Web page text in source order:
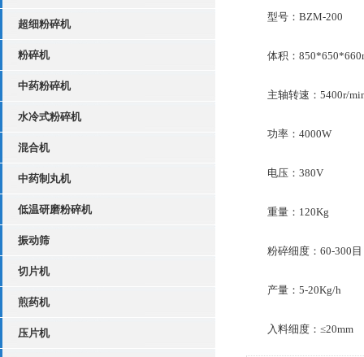
超细粉碎机
粉碎机
中药粉碎机
水冷式粉碎机
混合机
中药制丸机
低温研磨粉碎机
振动筛
切片机
煎药机
压片机
型号：BZM-200
体积：
主轴转速：5400r/
功率：4000W
电压：380V
重量：120Kg
粉碎细度：60-300目
产量：5-20Kg/h
入料细度：≤20mm